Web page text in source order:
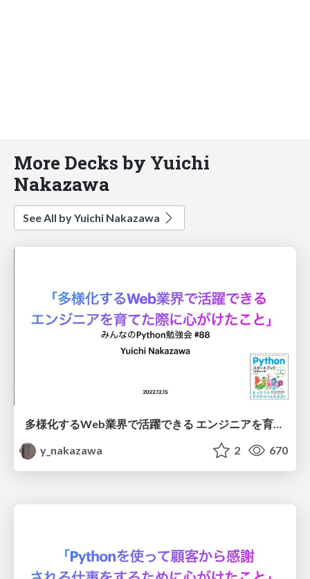
More Decks by Yuichi
Nakazawa
See All by Yuichi Nakazawa
多様化するWeb業界で活躍できる エンジニアを育てた際に心がけたこと
y_nakazawa
2 670